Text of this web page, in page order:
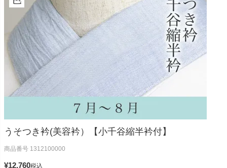
うそつき衿(美容衿）【小千谷縮半衿付】
商品番号 1312100000
¥12,760税込